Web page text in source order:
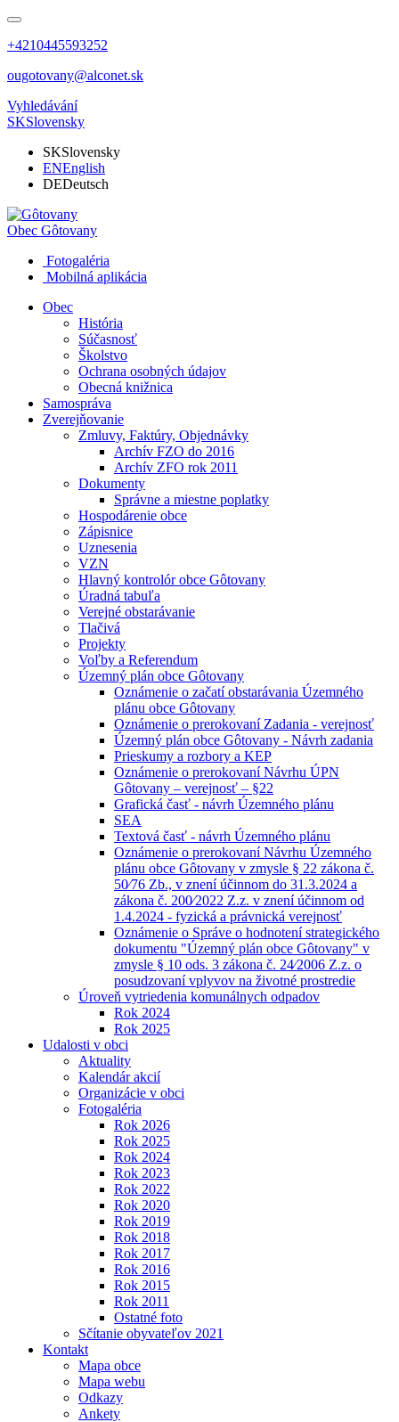
+4210445593252
ougotovany@alconet.sk
Vyhledávání
SKSlovensky
SKSlovensky
ENEnglish
DEDeutsch
Obec Gôtovany
Fotogaléria
Mobilná aplikácia
Obec
História
Súčasnosť
Školstvo
Ochrana osobných údajov
Obecná knižnica
Samospráva
Zverejňovanie
Zmluvy, Faktúry, Objednávky
Archív FZO do 2016
Archív ZFO rok 2011
Dokumenty
Správne a miestne poplatky
Hospodárenie obce
Zápisnice
Uznesenia
VZN
Hlavný kontrolór obce Gôtovany
Úradná tabuľa
Verejné obstarávanie
Tlačivá
Projekty
Voľby a Referendum
Územný plán obce Gôtovany
Oznámenie o začatí obstarávania Územného
plánu obce Gôtovany
Oznámenie o prerokovaní Zadania - verejnosť
Územný plán obce Gôtovany - Návrh zadania
Prieskumy a rozbory a KEP
Oznámenie o prerokovaní Návrhu ÚPN
Gôtovany – verejnosť – §22
Grafická časť - návrh Územného plánu
SEA
Textová časť - návrh Územného plánu
Oznámenie o prerokovaní Návrhu Územného
plánu obce Gôtovany v zmysle § 22 zákona č.
50⁄76 Zb., v znení účinnom do 31.3.2024 a
zákona č. 200⁄2022 Z.z. v znení účinnom od
1.4.2024 - fyzická a právnická verejnosť
Oznámenie o Správe o hodnotení strategického
dokumentu "Územný plán obce Gôtovany" v
zmysle § 10 ods. 3 zákona č. 24⁄2006 Z.z. o
posudzovaní vplyvov na životné prostredie
Úroveň vytriedenia komunálnych odpadov
Rok 2024
Rok 2025
Udalosti v obci
Aktuality
Kalendár akcií
Organizácie v obci
Fotogaléria
Rok 2026
Rok 2025
Rok 2024
Rok 2023
Rok 2022
Rok 2020
Rok 2019
Rok 2018
Rok 2017
Rok 2016
Rok 2015
Rok 2011
Ostatné foto
Sčítanie obyvateľov 2021
Kontakt
Mapa obce
Mapa webu
Odkazy
Ankety